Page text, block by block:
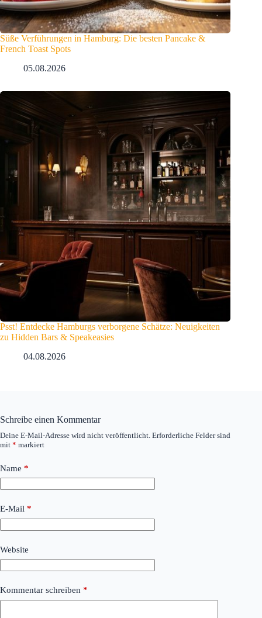
Süße Verführungen in Hamburg: Die besten Pancake &
French Toast Spots
05.08.2026
Psst! Entdecke Hamburgs verborgene Schätze: Neuigkeiten
zu Hidden Bars & Speakeasies
04.08.2026
Schreibe einen Kommentar
Deine E-Mail-Adresse wird nicht veröffentlicht. Erforderliche Felder sind
mit * markiert
Name *
E-Mail *
Website
Kommentar schreiben *